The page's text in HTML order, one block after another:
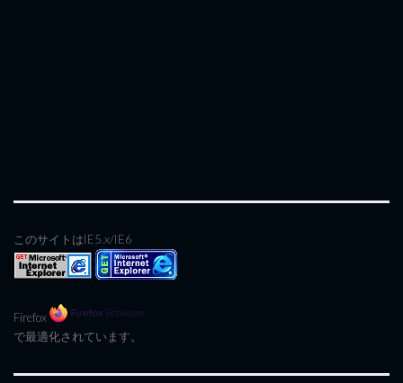
このサイトはIE5.x/IE6
Firefox
で最適化されています。